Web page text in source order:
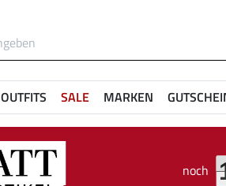
OUTFITS SALE MARKEN
noch